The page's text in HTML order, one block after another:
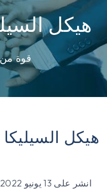
هيكل
قوة
هيكل
انشر على 13 يونيو 2022